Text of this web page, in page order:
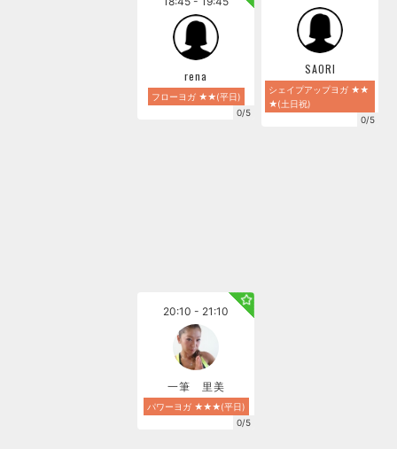
rena
フローヨガ ★★(平日)
0/5
SAORI
シェイプアップヨガ ★★
★(土日祝)
0/5
20:10 - 21:10
一筆 里美
パワーヨガ ★★★(平日)
0/5